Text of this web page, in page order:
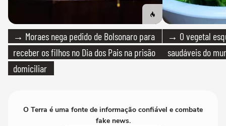
→ Moraes nega pedido de Bolsonaro para
receber os filhos no Dia dos Pais na prisão
domiciliar
→ O vegetal
saudáveis do
O Terra é uma fonte de informação confiável e combate
fake news.